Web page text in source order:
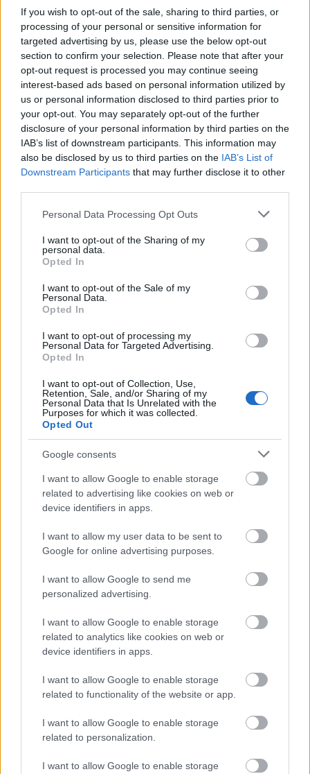
If you wish to opt-out of the sale, sharing to third parties, or
processing of your personal or sensitive information for
targeted advertising by us, please use the below opt-out
section to confirm your selection. Please note that after your
opt-out request is processed you may continue seeing
interest-based ads based on personal information utilized by
us or personal information disclosed to third parties prior to
your opt-out. You may separately opt-out of the further
disclosure of your personal information by third parties on the
IAB’s list of downstream participants. This information may
also be disclosed by us to third parties on the IAB’s List of
Downstream Participants that may further disclose it to other
Please note that this website/app uses one or more Google
not limited to your visit or usage behaviour. You may click to
grant or deny consent to Google and its third-party tags to
use your data for below specified purposes in below Google
consent section.
Personal Data Processing Opt Outs
I want to opt-out of the Sharing of my
personal data.
Opted In
I want to opt-out of the Sale of my
Personal Data.
Opted In
I want to opt-out of processing my
Personal Data for Targeted Advertising.
Opted In
I want to opt-out of Collection, Use,
Retention, Sale, and/or Sharing of my
Personal Data that Is Unrelated with the
Purposes for which it was collected.
Opted Out
Google consents
I want to allow Google to enable storage
related to advertising like cookies on web or
device identifiers in apps.
I want to allow my user data to be sent to
Google for online advertising purposes.
I want to allow Google to send me
personalized advertising.
I want to allow Google to enable storage
related to analytics like cookies on web or
device identifiers in apps.
I want to allow Google to enable storage
related to functionality of the website or app.
I want to allow Google to enable storage
related to personalization.
I want to allow Google to enable storage
többségetek nem még. Pedig annyira kézenfekvőnek
tűnik saját magunkról legózni! (Mégsem külditek
végtelen számban az ilyen jellegű alkotásokat.) Az
egész úgy kezdődött, hogy kaptam egy készlet
strandos…
Röviden: linkek, egyebek
Rékocs•2012. január 06.
A mai posztot orangyal007-nek ajánlom, aki
meglepett új kollekciójának két darabjával. Ezúton is
köszönet! Somytomy mintha egy kicsit lekésett volna
a 675-ös Snack Bart újraépítő versenyünkről. Végülis
jó esélye lett volna…
Ilyet vegyél a csajodnak
karácsonyra!
Férjek, vőlegények, lovagok figyeljetek! Ha
legót, akkor azért, ha meg kell győzni arról, hogy
milyen menő dolog, akkor meg azért vegyetek neki
legóékszert! A választásban segít nektek hűséges
olvasónk, orangyal007, aki egyedi…
A hiányzó evolúciós láncszem
2011. november 03.
Épp csak pár órája okoskodtam itt a blogon arról,
hogy a moduláris házak nem a CITYbe valók, és már
kezei közül. (Értő abból a szempontból is – talán
nem árulok el titkot –, hogy orangyal007 patikus…
Szerdai szelektív
2011. július 20.
Kevés hálásabb (és többször tárgyalt) témánk van,
egy kép. Maradjunk keleten. A keleti fronton. A
Lugpol hozta össze ezt a gigantikus diorámát.
a kalappal – az…